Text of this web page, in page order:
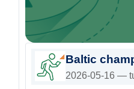
Baltic
2026-05-16 —